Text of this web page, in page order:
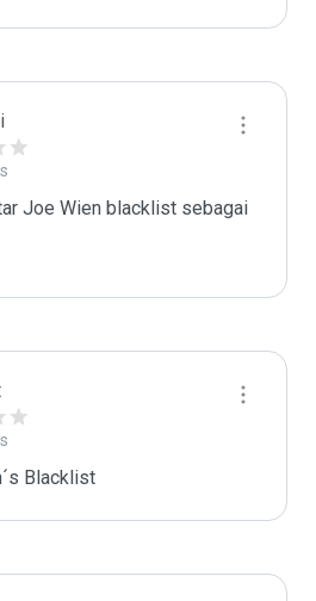
Joe Wien blacklist sebagai
Blacklist